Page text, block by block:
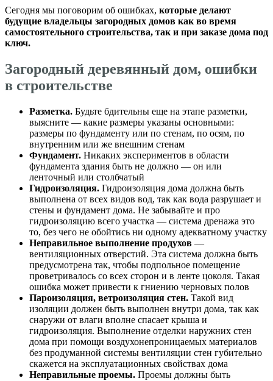
Сегодня мы поговорим об ошибках, которые делают
будущие владельцы загородных домов как во время
самостоятельного строительства, так и при заказе дома под
ключ.
Загородный деревянный дом, ошибки
в строительстве
Разметка. Будьте бдительны еще на этапе разметки,
выясните — какие размеры указаны основными:
размеры по фундаменту или по стенам, по осям, по
внутренним или же внешним стенам
Фундамент. Никаких экспериментов в области
фундамента здания быть не должно — он или
ленточный или столбчатый
Гидроизоляция. Гидроизоляция дома должна быть
выполнена от всех видов вод, так как вода разрушает и
стены и фундамент дома. Не забывайте и про
гидроизоляцию всего участка — система дренажа это
то, без чего не обойтись ни одному адекватному участку
Неправильное выполнение продухов —
вентиляционных отверстий. Эта система должна быть
предусмотрена так, чтобы подпольное помещение
проветривалось со всех сторон и в ленте цоколя. Такая
ошибка может привести к гниению черновых полов
Пароизоляция, ветроизоляция стен. Такой вид
изоляции должен быть выполнен внутри дома, так как
снаружи от влаги вполне спасает крыша и
гидроизоляция. Выполнение отделки наружних стен
дома при помощи воздухонепроницаемых материалов
без продуманной системы вентиляции стен губительно
скажется на эксплуатационных свойствах дома
Неправильные проемы. Проемы должны быть